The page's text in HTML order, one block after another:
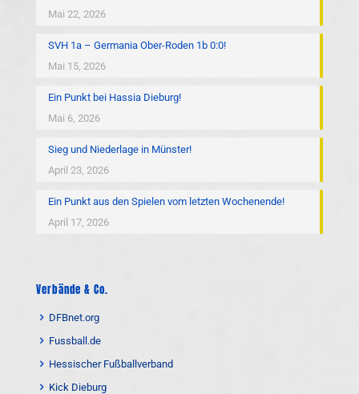
Mai 22, 2026
SVH 1a – Germania Ober-Roden 1b 0:0!
Mai 15, 2026
Ein Punkt bei Hassia Dieburg!
Mai 6, 2026
Sieg und Niederlage in Münster!
April 23, 2026
Ein Punkt aus den Spielen vom letzten Wochenende!
April 17, 2026
Verbände & Co.
DFBnet.org
Fussball.de
Hessischer Fußballverband
Kick Dieburg